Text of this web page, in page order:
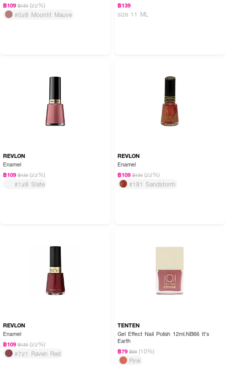
฿109 ฿139 (22%)
#028 Moonlit Mauve
฿139
size 11 ML
REVLON
Enamel
฿109 ฿139 (22%)
#128 Slate
REVLON
Enamel
฿109 ฿139 (22%)
#181 Sandstorm
REVLON
Enamel
฿109 ฿139 (22%)
#721 Raven Red
TENTEN
Gel Effect Nail Polish 12ml.NB66 It’s
Earth
฿79 ฿88 (10%)
Pink